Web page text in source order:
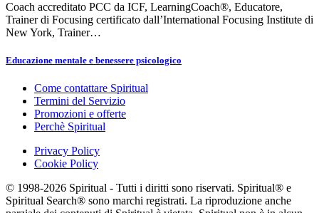
Coach accreditato PCC da ICF, LearningCoach®, Educatore,
Trainer di Focusing certificato dall’International Focusing Institute di
New York, Trainer…
Educazione mentale e benessere psicologico
Come contattare Spiritual
Termini del Servizio
Promozioni e offerte
Perchè Spiritual
Privacy Policy
Cookie Policy
© 1998-2026 Spiritual - Tutti i diritti sono riservati. Spiritual® e
Spiritual Search® sono marchi registrati. La riproduzione anche